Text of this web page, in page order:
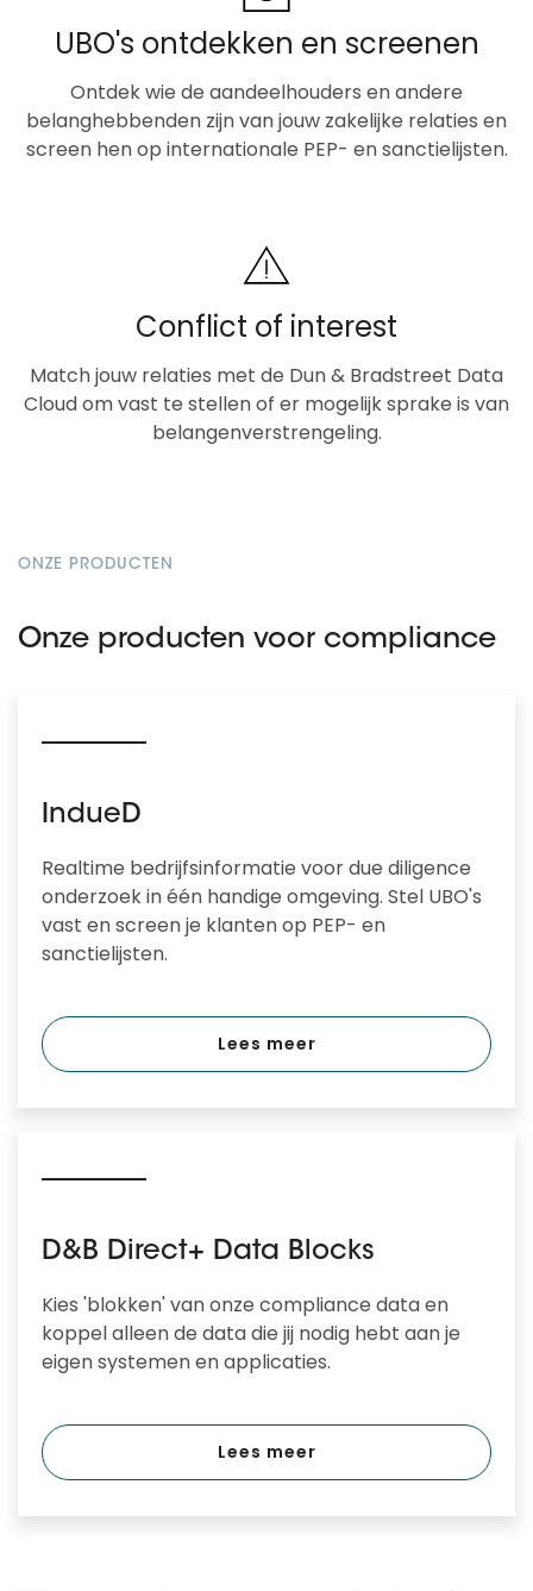
UBO's ontdekken en screenen
Ontdek wie de aandeelhouders en andere
belanghebbenden zijn van jouw zakelijke relaties en
screen hen op internationale PEP- en sanctielijsten.
Conflict of interest
Match jouw relaties met de Dun & Bradstreet Data
Cloud om vast te stellen of er mogelijk sprake is van
belangenverstrengeling.
ONZE PRODUCTEN
Onze producten voor compliance
IndueD
Realtime bedrijfsinformatie voor due diligence
onderzoek in één handige omgeving. Stel UBO's
vast en screen je klanten op PEP- en
sanctielijsten.
Lees meer
D&B Direct+ Data Blocks
Kies 'blokken' van onze compliance data en
koppel alleen de data die jij nodig hebt aan je
eigen systemen en applicaties.
Lees meer